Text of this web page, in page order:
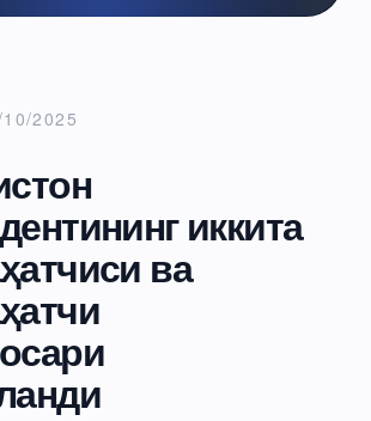
2025
иккита
ва